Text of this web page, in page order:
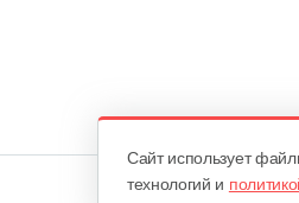
Cайт использует
технологий и